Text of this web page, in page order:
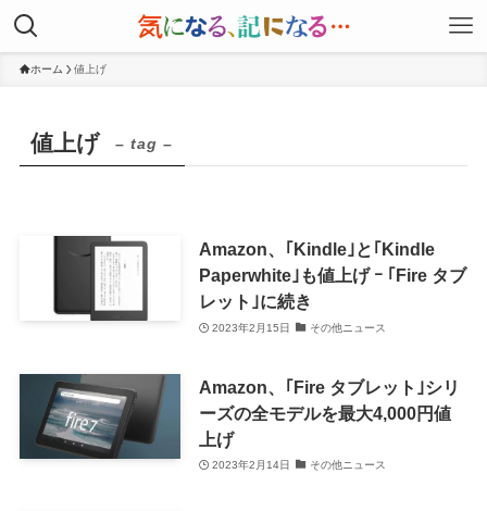
ホーム 値上げ
値上げ – tag –
Amazon、｢Kindle｣と｢Kindle
Paperwhite｣も値上げ ｰ ｢Fire タブ
レット｣に続き
2023年2月15日 その他ニュース
Amazon、｢Fire タブレット｣シリ
ーズの全モデルを最大4,000円値
上げ
2023年2月14日 その他ニュース